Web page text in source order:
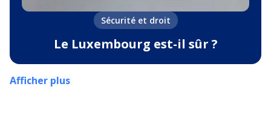
Sécurité et droit
Le Luxembourg est-il sûr ?
Afficher plus